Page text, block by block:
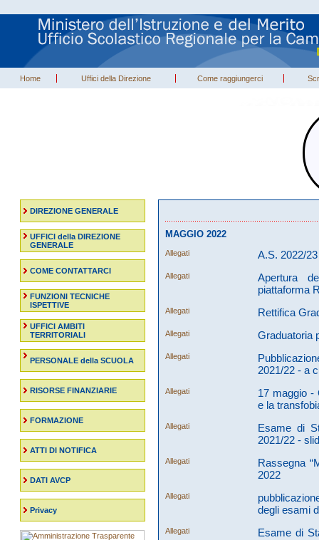
Home Uffici della Direzione Come raggiungerci
DIREZIONE GENERALE
UFFICI della DIREZIONE
GENERALE
COME CONTATTARCI
FUNZIONI TECNICHE
ISPETTIVE
UFFICI AMBITI
TERRITORIALI
PERSONALE della SCUOLA
RISORSE FINANZIARIE
FORMAZIONE
ATTI DI NOTIFICA
DATI AVCP
Privacy
MAGGIO 2022
Allegati A.S. 2022/
Allegati
Apertura
piattaforma
Allegati Rettifica
Allegati Graduatoria
Allegati
2021/22 - a
Allegati
17 maggio -
e la
Allegati
Esame di
2021/22 -
Allegati
Rassegna
2022
Allegati
degli esami
Allegati
Esame di